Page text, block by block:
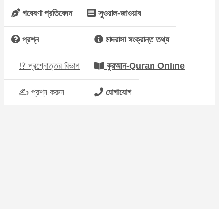
গবেষণা প্রতিবেদন সুওয়াল-জাওয়াব
প্রশ্ন
⁉ প্রশ্নোত্তর বিভাগ
✍ প্রশ্ন করুন
মাদরাসা সংক্রান্ত তথ্য
কুরআন-Quran Online
যোগাযোগ